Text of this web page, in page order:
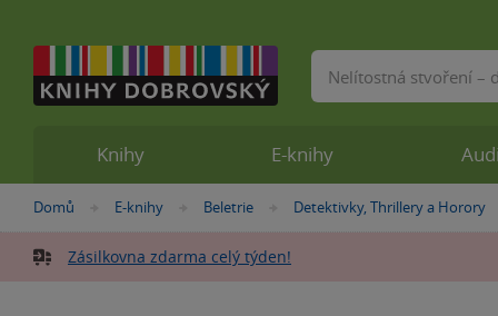
Nacházíte
zde:
Domů »
E-knihy »
Beletrie »
Detektivky, Thrillery a Horory
Zásilkovna zdarma celý týden!
Knihy E-knihy
Vyhledávání